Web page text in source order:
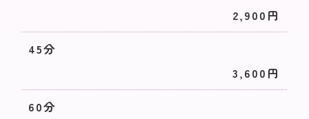
2,900円
45分
3,600円
60分